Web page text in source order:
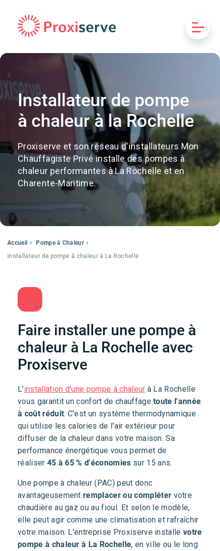
Installateur de pompe
à chaleur à la Rochelle
Proxiserve et son réseau d'installateurs Mon
Chauffagiste Privé installe des pompes à
chaleur performantes à La Rochelle et en
Charente-Maritime.
Accueil
Pompe à Chaleur
Installateur de pompe à chaleur à La Rochelle
Faire installer une pompe à
chaleur à La Rochelle avec
Proxiserve
L'installation d'une pompe à chaleur à La Rochelle
vous garantit un confort de chauffagetoute l'année
à coût réduit. C'est un système thermodynamique
qui utilise les calories de l'air extérieur pour
diffuser de la chaleur dans votre maison. Sa
performance énergétique vous permet de
réaliser 45 à 65 % d'économies sur 15 ans.
Une pompe à chaleur (PAC) peut donc
avantageusement remplacer ou compléter votre
chaudière au gaz ou au fioul. Et selon le modèle,
elle peut agir comme une climatisation et rafraîchir
votre maison. L'entreprise Proxiserve installevotre
pompe à chaleur à La Rochelle, en ville ou le long